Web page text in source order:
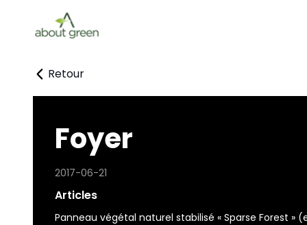
Retour
Foyer
2017-06-21
Articles
Panneau végétal naturel stabilisé « Sparse Forest »